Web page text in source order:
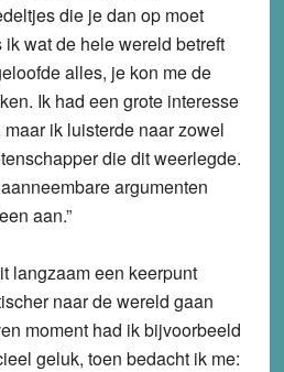
die je dan op moet
wat de hele wereld betreft
alles, je kon me de
Ik had een grote interesse
ik luisterde naar zowel
die dit weerlegde.
argumenten
aan.”
langzaam een keerpunt
naar de wereld gaan
moment had ik bijvoorbeeld
geluk, toen bedacht ik me: